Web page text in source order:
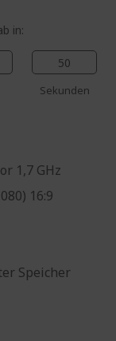
in:
49
Sekunden
1,7 GHz
16:9
Speicher